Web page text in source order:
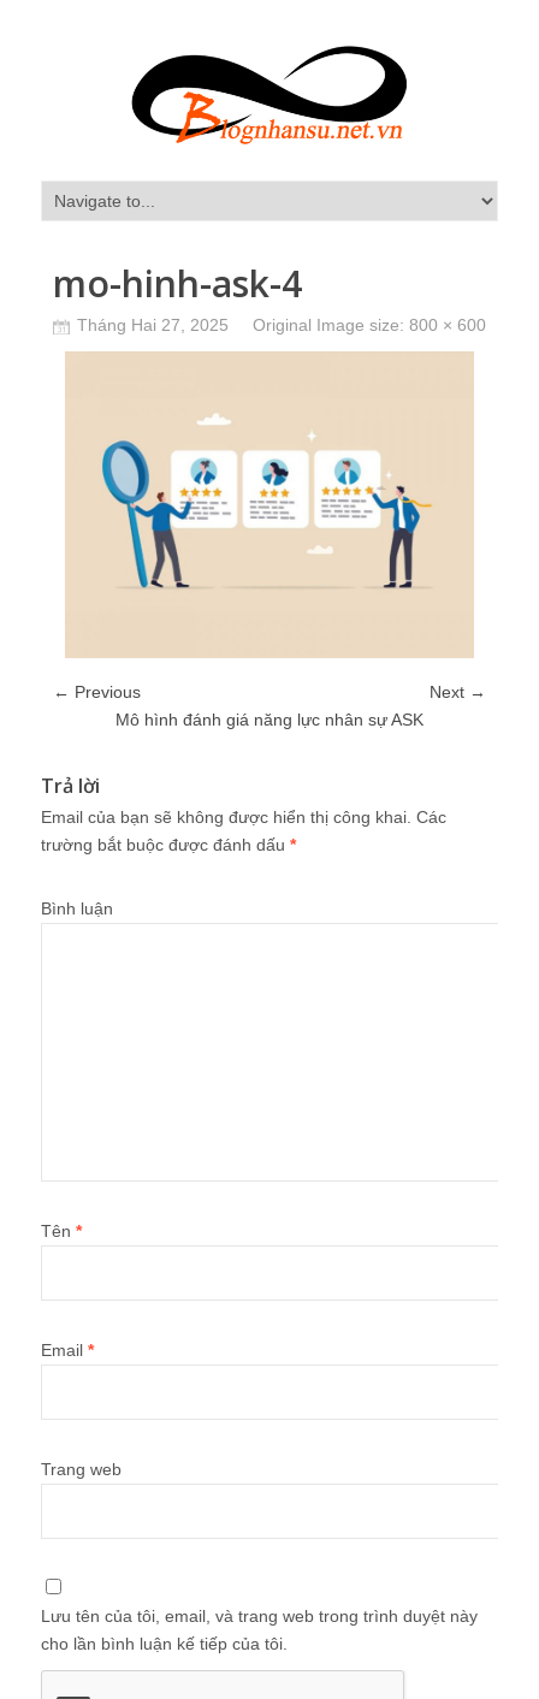
mo-hinh-ask-4
Tháng Hai 27, 2025 Original Image size: 800 × 600
← Previous
Next →
Mô hình đánh giá năng lực nhân sự ASK
Trả lời
Email của bạn sẽ không được hiển thị công khai. Các
trường bắt buộc được đánh dấu *
Bình luận
Tên *
Email *
Trang web
Lưu tên của tôi, email, và trang web trong trình duyệt này
cho lần bình luận kế tiếp của tôi.